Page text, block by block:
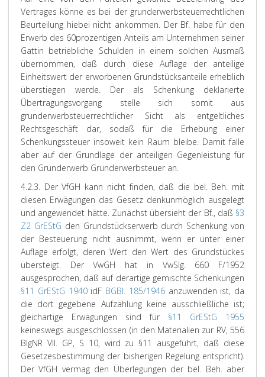
Vertrages könne es bei der grunderwerbsteuerrechtlichen
Beurteilung hiebei nicht ankommen. Der Bf. habe für den
Erwerb des 60prozentigen Anteils am Unternehmen seiner
Gattin betriebliche Schulden in einem solchen Ausmaß
übernommen, daß durch diese Auflage der anteilige
Einheitswert der erworbenen Grundstücksanteile erheblich
überstiegen werde. Der als Schenkung deklarierte
Übertragungsvorgang stelle sich somit aus
grunderwerbsteuerrechtlicher Sicht als entgeltliches
Rechtsgeschäft dar, sodaß für die Erhebung einer
Schenkungssteuer insoweit kein Raum bleibe. Damit falle
aber auf der Grundlage der anteiligen Gegenleistung für
den Grunderwerb Grunderwerbsteuer an.
4.2.3. Der VfGH kann nicht finden, daß die bel. Beh. mit
diesen Erwägungen das Gesetz denkunmöglich ausgelegt
und angewendet hätte. Zunächst übersieht der Bf., daß §3
Z2 GrEStG den Grundstückserwerb durch Schenkung von
der Besteuerung nicht ausnimmt, wenn er unter einer
Auflage erfolgt, deren Wert den Wert des Grundstückes
übersteigt. Der VwGH hat in VwSlg. 660 F/1952
ausgesprochen, daß auf derartige gemischte Schenkungen
§11 GrEStG 1940idF BGBl. 185/1946anzuwenden ist, da
die dort gegebene Aufzählung keine ausschließliche ist;
gleichartige Erwägungen sind für §11 GrEStG 1955
keineswegs ausgeschlossen (in den Materialien zur RV, 556
BlgNR VII. GP, S 10, wird zu §11 ausgeführt, daß diese
Gesetzesbestimmung der bisherigen Regelung entspricht).
Der VfGH vermag den Überlegungen der bel. Beh. aber